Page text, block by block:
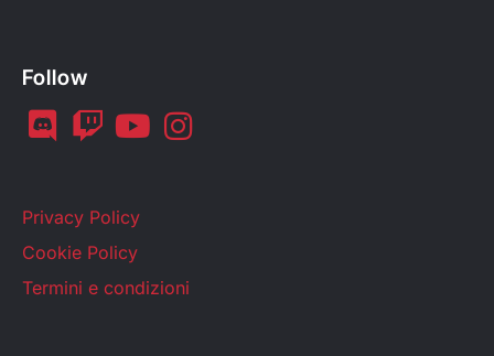
Follow
Privacy Policy
Cookie Policy
Termini e condizioni